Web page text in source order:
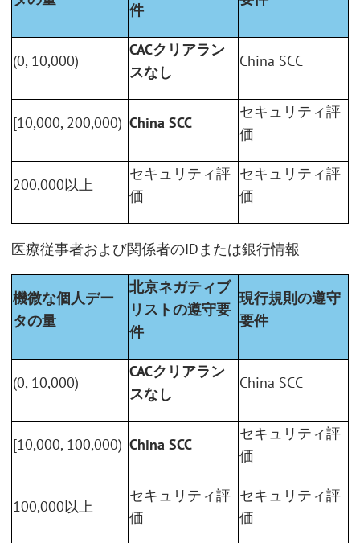
件
(0, 10,000)
CACクリアラン
スなし
China SCC
[10,000, 200,000) China SCC
セキュリティ評
価
200,000以上
セキュリティ評
価
セキュリティ評
価
医療従事者および関係者のIDまたは銀行情報
機微な個人デー
タの量
北京ネガティブ
リストの遵守要
件
現行規則の遵守
要件
(0, 10,000)
CACクリアラン
スなし
China SCC
[10,000, 100,000) China SCC
セキュリティ評
価
100,000以上
セキュリティ評
価
セキュリティ評
価